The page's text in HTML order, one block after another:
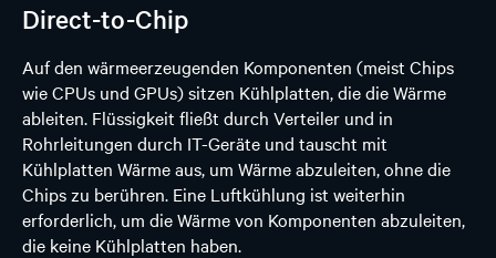
Direct-to-Chip
Auf den wärmeerzeugenden Komponenten (meist Chips
wie CPUs und GPUs) sitzen Kühlplatten, die die Wärme
ableiten. Flüssigkeit fließt durch Verteiler und in
Rohrleitungen durch IT-Geräte und tauscht mit
Kühlplatten Wärme aus, um Wärme abzuleiten, ohne die
Chips zu berühren. Eine Luftkühlung ist weiterhin
erforderlich, um die Wärme von Komponenten abzuleiten,
die keine Kühlplatten haben.